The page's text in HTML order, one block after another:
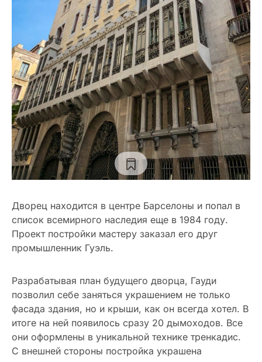
Дворец находится в центре Барселоны и попал в
список всемирного наследия еще в 1984 году.
Проект постройки мастеру заказал его друг
промышленник Гуэль.
Разрабатывая план будущего дворца, Гауди
позволил себе заняться украшением не только
фасада здания, но и крыши, как он всегда хотел. В
итоге на ней появилось сразу 20 дымоходов. Все
они оформлены в уникальной технике тренкадис.
С внешней стороны постройка украшена